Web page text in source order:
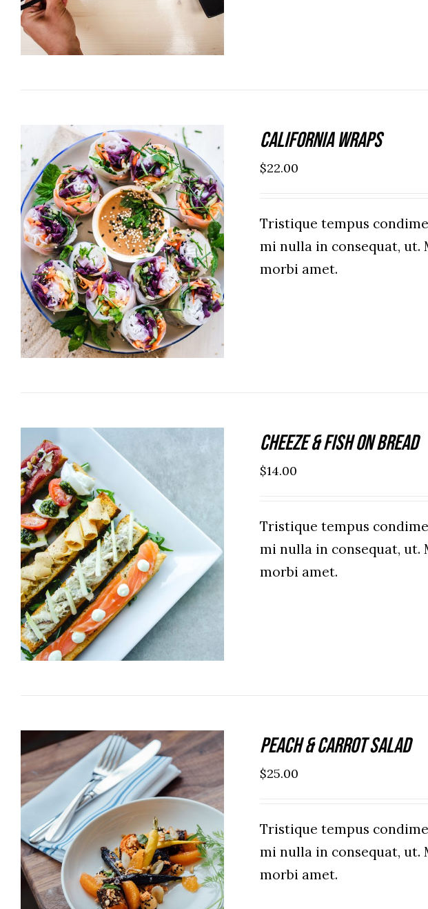
ADD TO CART / DETAILS
California Wraps
$22.00
Tristique tempus
mi nulla in consequat, ut.
morbi amet.
ADD TO CART / DETAILS
Cheeze & Fish On Bread
$14.00
Tristique tempus
mi nulla in consequat, ut.
morbi amet.
ADD TO CART / DETAILS
Peach & Carrot Salad
$25.00
Tristique tempus
mi nulla in consequat, ut.
morbi amet.